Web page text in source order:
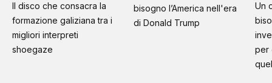
Il disco che consacra la
formazione galiziana tra i
migliori interpreti
shoegaze
bisogno l’America nell'era
di Donald Trump
Un
per